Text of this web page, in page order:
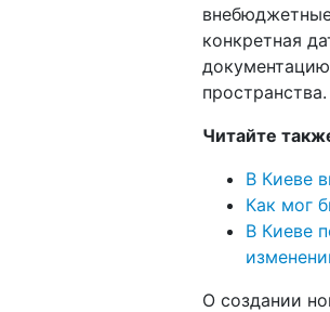
конкретная
пространства.
Читайте
В Киеве
Как мог
В Киеве
О создании